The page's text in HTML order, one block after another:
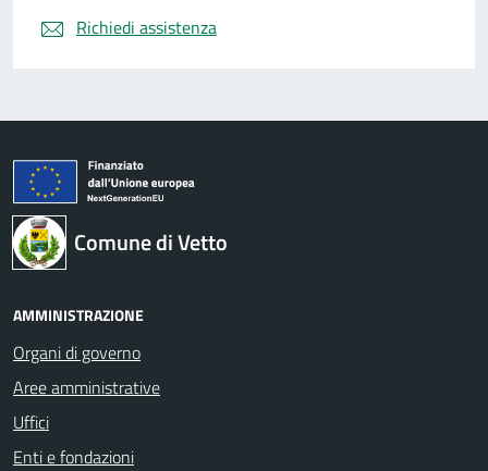
Richiedi assistenza
Comune di Vetto
AMMINISTRAZIONE
Organi di governo
Aree amministrative
Uffici
Enti e fondazioni